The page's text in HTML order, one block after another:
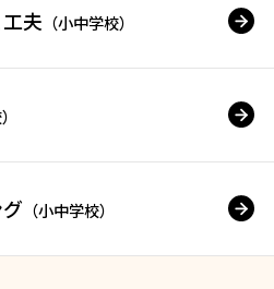
夫 （小中学校）
（小中学校）